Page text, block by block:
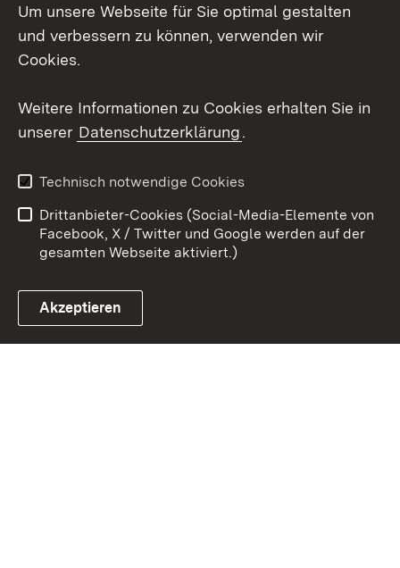
Social Wall
Link zum Landesportal
Barrierefreiheit
Benutzungshinweise
Impressum
Cookies
Um unsere Webseite für Sie optimal gestalten
und verbessern zu können, verwenden wir
Cookies.
Weitere Informationen zu Cookies erhalten Sie in
unserer Datenschutzerklärung.
Technisch notwendige Cookies
Drittanbieter-Cookies (Social-Media-Elemente von
Facebook, X / Twitter und Google werden auf der
gesamten Webseite aktiviert.)
Akzeptieren